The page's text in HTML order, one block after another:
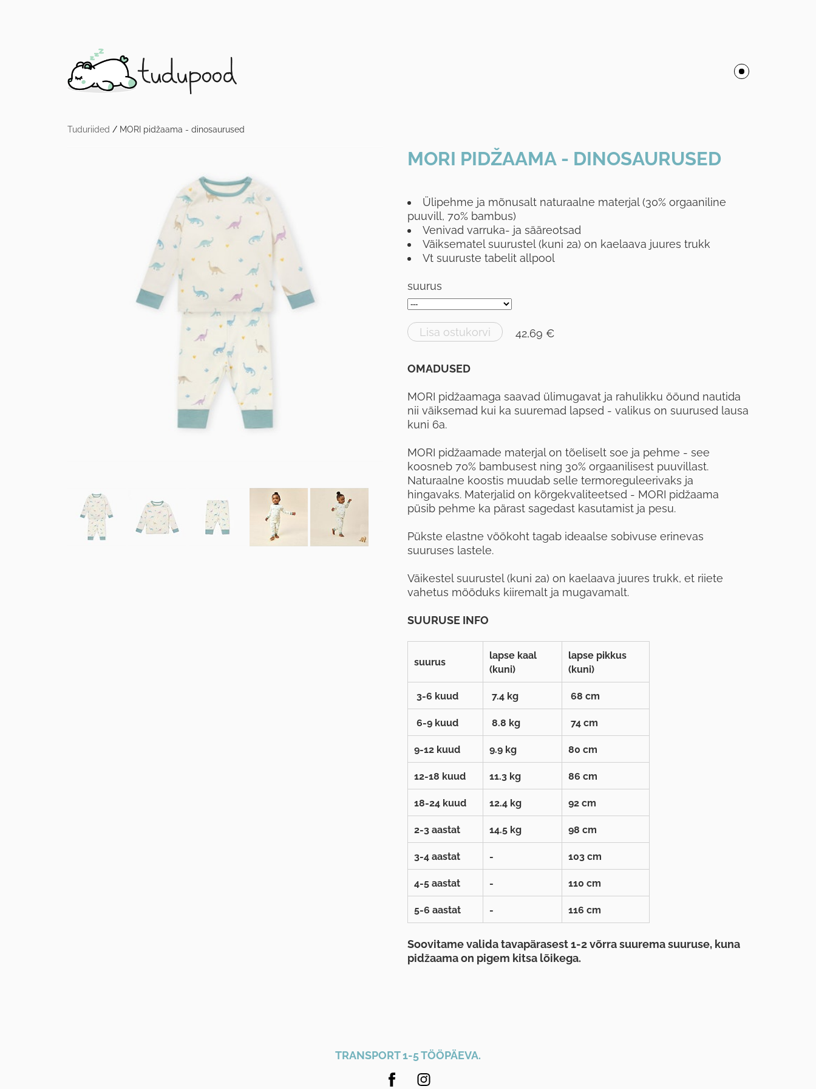
Tuduriided / MORI pidžaama - dinosaurused
MORI PIDŽAAMA - DINOSAURUSED
Ülipehme ja mõnusalt naturaalne materjal (30% orgaaniline
puuvill, 70% bambus)
Venivad varruka- ja sääreotsad
Väiksematel suurustel (kuni 2a) on kaelaava juures trukk
Vt suuruste tabelit allpool
suurus
Lisa ostukorvi 42,69 €
OMADUSED
MORI pidžaamaga saavad ülimugavat ja rahulikku ööund nautida
nii väiksemad kui ka suuremad lapsed - valikus on suurused lausa
kuni 6a.
MORI pidžaamade materjal on tõeliselt soe ja pehme - see
koosneb 70% bambusest ning 30% orgaanilisest puuvillast.
Naturaalne koostis muudab selle termoreguleerivaks ja
hingavaks. Materjalid on kõrgekvaliteetsed - MORI pidžaama
püsib pehme ka pärast sagedast kasutamist ja pesu.
Pükste elastne vöökoht tagab ideaalse sobivuse erinevas
suuruses lastele.
Väikestel suurustel (kuni 2a) on kaelaava juures trukk, et riiete
vahetus mööduks kiiremalt ja mugavamalt.
SUURUSE INFO
suurus
lapse kaal
(kuni)
lapse pikkus
(kuni)
3-6 kuud 7.4 kg 68 cm
6-9 kuud 8.8 kg 74 cm
9-12 kuud 9.9 kg 80 cm
12-18 kuud 11.3 kg 86 cm
18-24 kuud 12.4 kg 92 cm
2-3 aastat 14.5 kg 98 cm
3-4 aastat - 103 cm
4-5 aastat - 110 cm
5-6 aastat - 116 cm
Soovitame valida tavapärasest 1-2 võrra suurema suuruse, kuna
pidžaama on pigem kitsa lõikega.
TRANSPORT 1-5 TÖÖPÄEVA.